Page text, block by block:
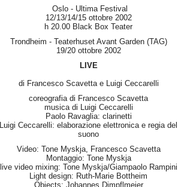
Oslo - Ultima Festival
12/13/14/15 ottobre 2002
h 20.00 Black Box Teater
Trondheim - Teaterhuset Avant Garden (TAG)
19/20 ottobre 2002
LIVE
di Francesco Scavetta e Luigi Ceccarelli
coreografia di Francesco Scavetta
musica di Luigi Ceccarelli
Paolo Ravaglia: clarinetti
Luigi Ceccarelli: elaborazione elettronica e regia del
suono
Video: Tone Myskja, Francesco Scavetta
Montaggio: Tone Myskja
live video mixing: Tone Myskja/Giampaolo Rampini
Light design: Ruth-Marie Bottheim
Objects: Johannes Dimpflmeier